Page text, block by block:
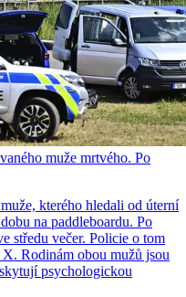
muže mrtvého. Po
kterého hledali od úterní
na paddleboardu. Po
středu večer. Policie o tom
Rodinám obou mužů jsou
psychologickou